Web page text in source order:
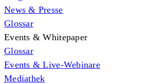
News & Presse
Glossar
Events & Whitepaper
Glossar
Events & Live-Webinare
Mediathek